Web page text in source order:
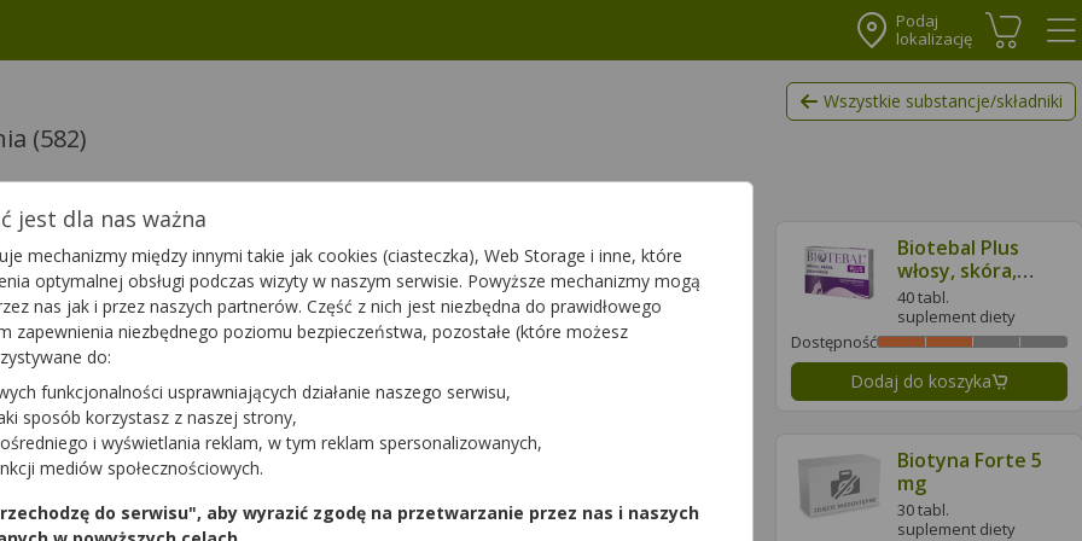
Podaj
lokalizację
Koszyk
Wszystkie substancje/składniki
(582)
&
Biotebal Hair &
Skin Collagen
Booster o smaku
liczi
30 sasz. po 25 ml
suplement diety
Dostępność
Dodaj do koszyka
Biotebal Plus
włosy, skóra,
paznokcie
30 tabl.
suplement diety
Dostępność
Biotebal Plus
włosy, skóra,
paznokcie
40 tabl.
suplement diety
Dostępność
Dodaj do koszyka
Biotiprim
suplement diety
60 tabl.
suplement diety
Biotyna Forte 5
mg
30 tabl.
suplement diety
jest dla nas ważna
mechanizmy między innymi takie jak cookies (ciasteczka), Web Storage i inne, które
optymalnej obsługi podczas wizyty w naszym serwisie. Powyższe mechanizmy mogą
nas jak i przez naszych partnerów. Część z nich jest niezbędna do prawidłowego
zapewnienia niezbędnego poziomu bezpieczeństwa, pozostałe (które możesz
do:
funkcjonalności usprawniających działanie naszego serwisu,
sposób korzystasz z naszej strony,
i wyświetlania reklam, w tym reklam spersonalizowanych,
mediów społecznościowych.
do serwisu", aby wyrazić zgodę na przetwarzanie przez nas i naszych